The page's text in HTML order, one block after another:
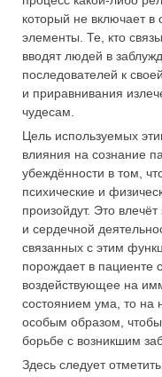
который не включает в
элементы. Те, кто
вводят людей в
последователей к
и приравнивания
чудесам.
Цель используемых
влияния на сознание
убеждённости в том,
психические и
произойдут. Это
и сердечной
связанных с этим
порождает в пациенте
воздействующее на
состоянием ума, то на
особым образом,
борьбе с возникшим
Здесь следует